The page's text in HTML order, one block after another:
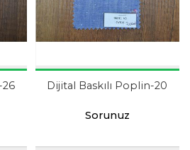
26 Dijital Baskılı Poplin-20
Sorunuz